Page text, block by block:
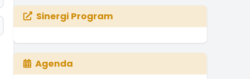
Sinergi Program
Agenda